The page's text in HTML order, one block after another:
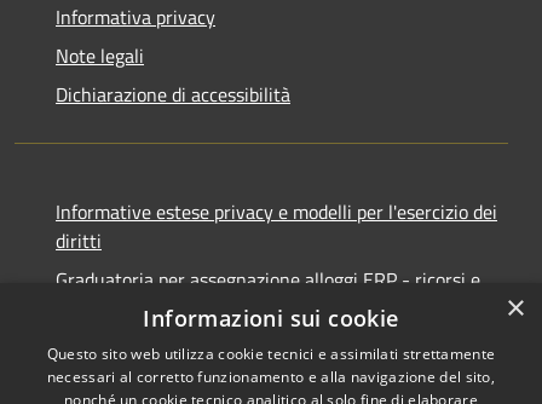
Informativa privacy
Note legali
Dichiarazione di accessibilità
Informative estese privacy e modelli per l'esercizio dei
diritti
Graduatoria per assegnazione alloggi ERP - ricorsi e
×
Informazioni sui cookie
Questo sito web utilizza cookie tecnici e assimilati strettamente
necessari al corretto funzionamento e alla navigazione del sito,
nonché un cookie tecnico analitico al solo fine di elaborare